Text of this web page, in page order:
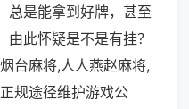
总是能拿到好牌，甚至
此怀疑是不是有挂？
台麻将,人人燕赵麻将,
规途径维护游戏公